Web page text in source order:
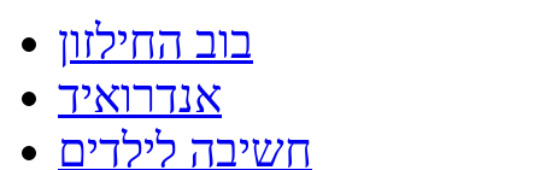
בוב החילזון
אנדרואיד
חשיבה לילדים